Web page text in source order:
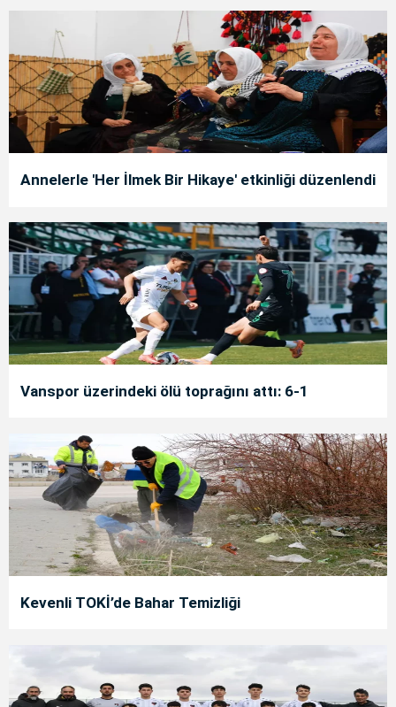
Annelerle 'Her İlmek Bir Hikaye' etkinliği düzenlendi
Vanspor üzerindeki ölü toprağını attı: 6-1
Kevenli TOKİ’de Bahar Temizliği